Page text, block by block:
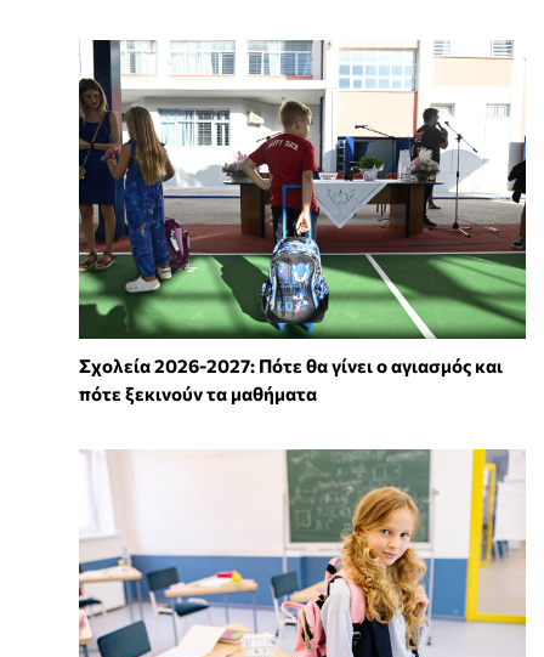
Σχολεία 2026-2027: Πότε θα γίνει ο αγιασμός και
πότε ξεκινούν τα μαθήματα